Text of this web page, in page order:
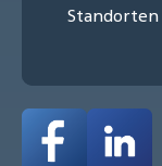
Standorten